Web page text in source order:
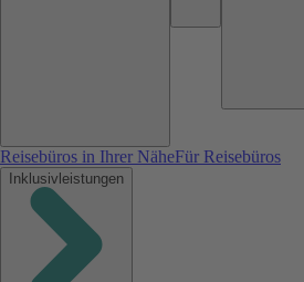
Reisebüros in Ihrer NäheFür Reisebüros
Inklusivleistungen